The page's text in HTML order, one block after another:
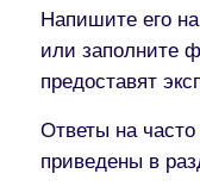
Напишите его
или заполните
предоставят
Ответы на
приведены в